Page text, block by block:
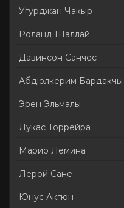
Угурджан Чакыр
Роланд Шаллай
Давинсон Санчес
Абдюлкерим Бардакчы
Эрен Эльмалы
Лукас Торрейра
Марио Лемина
Лерой Сане
Юнус Акгюн